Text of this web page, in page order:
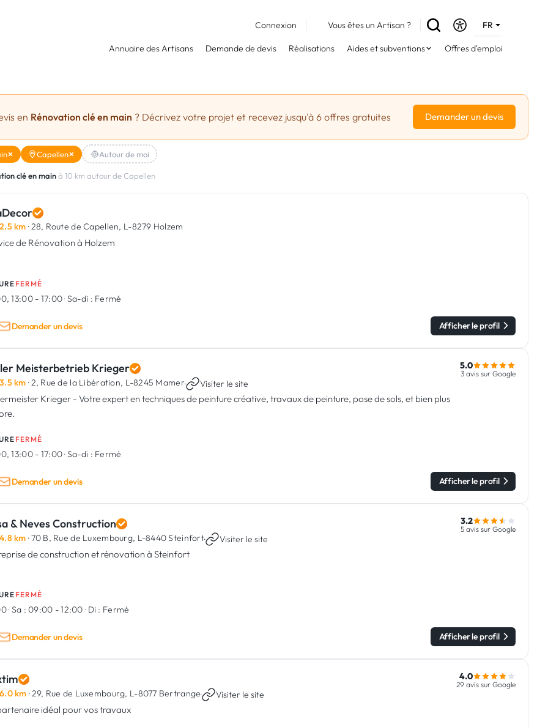
Connexion Vous êtes un Artisan ?
FR
Annuaire des Artisans Demande de devis Réalisations Aides et subventions Offres d'emploi
en Rénovation clé en main ? Décrivez votre projet et recevez jusqu'à 6 offres gratuites Demander un devis
Capellen Autour de moi
clé en mainà 10 km autour de Capellen
2.5 km · 28, Route de Capellen, L-8279 Holzem
de Rénovation à Holzem
FERMÉ
13:00 - 17:00·Sa-di : Fermé
Demander un devis Afficher le profil
Meisterbetrieb Krieger
3.5 km · 2, Rue de la Libération, L-8245 Mamer· Visiter le site
Krieger - Votre expert en techniques de peinture créative, travaux de peinture, pose de sols, et bien plus
5.0
3 avis sur Google
FERMÉ
13:00 - 17:00·Sa-di : Fermé
Demander un devis Afficher le profil
& Neves Construction
4.8 km · 70 B, Rue de Luxembourg, L-8440 Steinfort· Visiter le site
de construction et rénovation à Steinfort
3.2
5 avis sur Google
FERMÉ
·Sa : 09:00 - 12:00· Di : Fermé
Demander un devis Afficher le profil
6.0 km · 29, Rue de Luxembourg, L-8077 Bertrange· Visiter le site
idéal pour vos travaux
4.0
29 avis sur Google